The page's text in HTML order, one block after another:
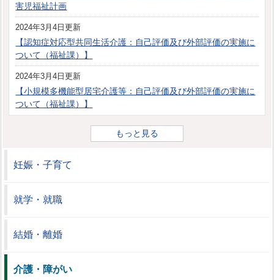
害児福祉計画
2024年3月4日更新
【認知症対応型共同生活介護：自己評価及び外部評価の実施に
ついて（福祉課）】
2024年3月4日更新
【小規模多機能型居宅介護等：自己評価及び外部評価の実施に
ついて（福祉課）】
もっと見る
妊娠・子育て
就学・就職
結婚・離婚
介護・障がい